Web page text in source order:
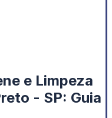
e Limpeza
- SP: Guia